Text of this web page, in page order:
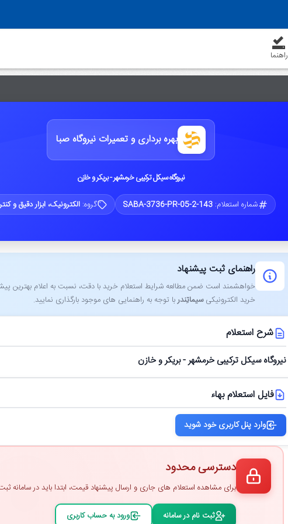
راهنما
بهره برداری و تعمیرات نیروگاه صبا
نیروگاه سیکل ترکیبی خرمشهر - بریکر و خازن
شماره استعلام:SABA-3736-PR-05-2-143 گروه:الکترونیک، ابزار دقیق و
راهنمای ثبت پیشنهاد
خواهشمند است ضمن مطالعه شرایط استعلام خرید با دقت، نسبت به اعلام بهترین
خرید الکترونیکیسیماتِندربا توجه به راهنمایی ‌های موجود بارگذاری نمایید.
شرح استعلام
نیروگاه سیکل ترکیبی خرمشهر - بریکر و خازن
فایل استعلام بهاء
وارد پنل کاربری خود شوید
دسترسی محدود
برای مشاهده استعلام ‌های جاری و ارسال پیشنهاد قیمت، ابتدا باید در سامانه
ثبت ‌نام در سامانه ورود به حساب کاربری